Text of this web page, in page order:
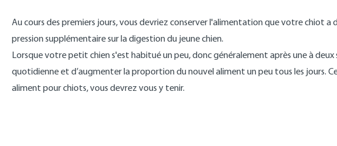
Au cours des premiers jours, vous devriez conserver l'alimentation que votre chiot
pression supplémentaire sur la digestion du jeune chien.
Lorsque votre petit chien s'est habitué un peu, donc généralement après une à
quotidienne et d’augmenter la proportion du nouvel aliment un peu tous les jours.
aliment pour chiots, vous devrez vous y tenir.